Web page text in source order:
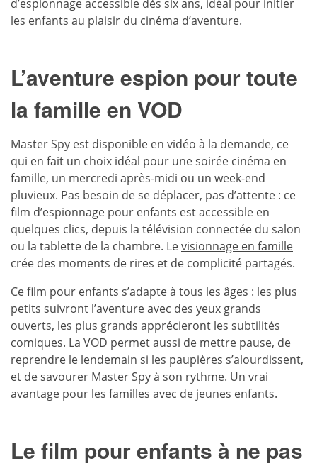
d’espionnage accessible dès six ans, idéal pour initier
les enfants au plaisir du cinéma d’aventure.
L’aventure espion pour toute
la famille en VOD
Master Spy est disponible en vidéo à la demande, ce
qui en fait un choix idéal pour une soirée cinéma en
famille, un mercredi après-midi ou un week-end
pluvieux. Pas besoin de se déplacer, pas d’attente : ce
film d’espionnage pour enfants est accessible en
quelques clics, depuis la télévision connectée du salon
ou la tablette de la chambre. Levisionnage en famille
crée des moments de rires et de complicité partagés.
Ce film pour enfants s’adapte à tous les âges : les plus
petits suivront l’aventure avec des yeux grands
ouverts, les plus grands apprécieront les subtilités
comiques. La VOD permet aussi de mettre pause, de
reprendre le lendemain si les paupières s’alourdissent,
et de savourer Master Spy à son rythme. Un vrai
avantage pour les familles avec de jeunes enfants.
Le film pour enfants à ne pas